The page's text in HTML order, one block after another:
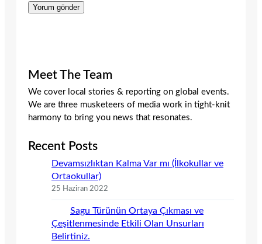
Meet The Team
We cover local stories & reporting on global events.
We are three musketeers of media work in tight-knit
harmony to bring you news that resonates.
Recent Posts
Devamsızlıktan Kalma Var mı (İlkokullar ve
Ortaokullar)
25 Haziran 2022
Sagu Türünün Ortaya Çıkması ve
Çeşitlenmesinde Etkili Olan Unsurları
Belirtiniz.